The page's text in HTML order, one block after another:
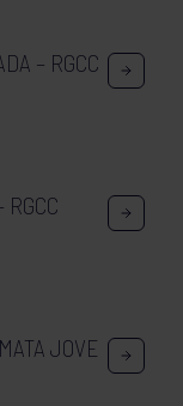
– RGCC
JOVE